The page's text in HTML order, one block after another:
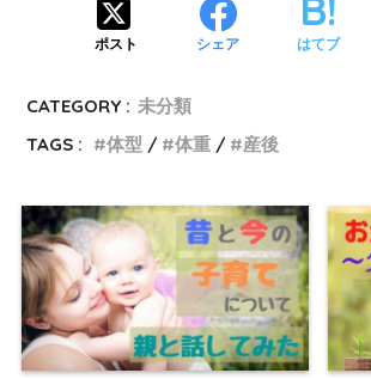
ポスト シェア はてブ
CATEGORY : 未分類
TAGS :
体型 体重 産後